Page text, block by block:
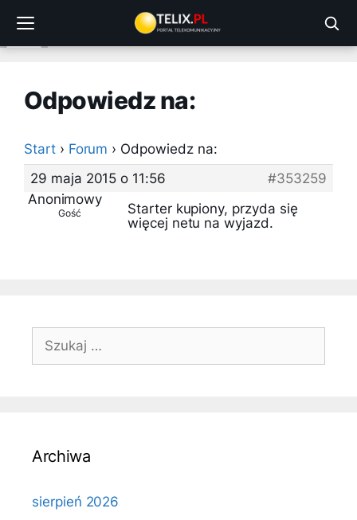
treści
Odpowiedz na:
Start › Forum › Odpowiedz na:
29 maja 2015 o 11:56
#353259
Anonimowy
Gość
Starter kupiony, przyda się
więcej netu na wyjazd.
Szukaj:
Archiwa
sierpień 2026